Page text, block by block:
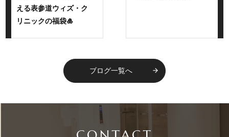
える表参道ウィズ・ク
リニックの福袋🎍
ブログ一覧へ arrow_forward